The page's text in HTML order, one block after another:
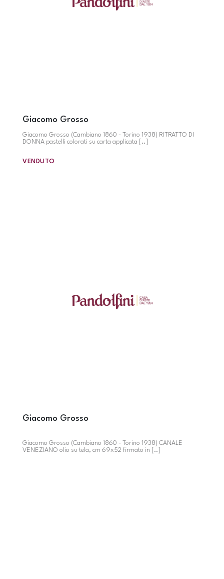
Giacomo Grosso
Giacomo Grosso (Cambiano 1860 - Torino 1938) RITRATTO DI
DONNA pastelli colorati su carta applicata [..]
VENDUTO
Giacomo Grosso
Giacomo Grosso (Cambiano 1860 - Torino 1938) CANALE
VENEZIANO olio su tela, cm 69x52 firmato in [..]